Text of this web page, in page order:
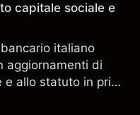
capitale sociale e
italiano
aggiornamenti di
allo statuto in primo
di terze parti e